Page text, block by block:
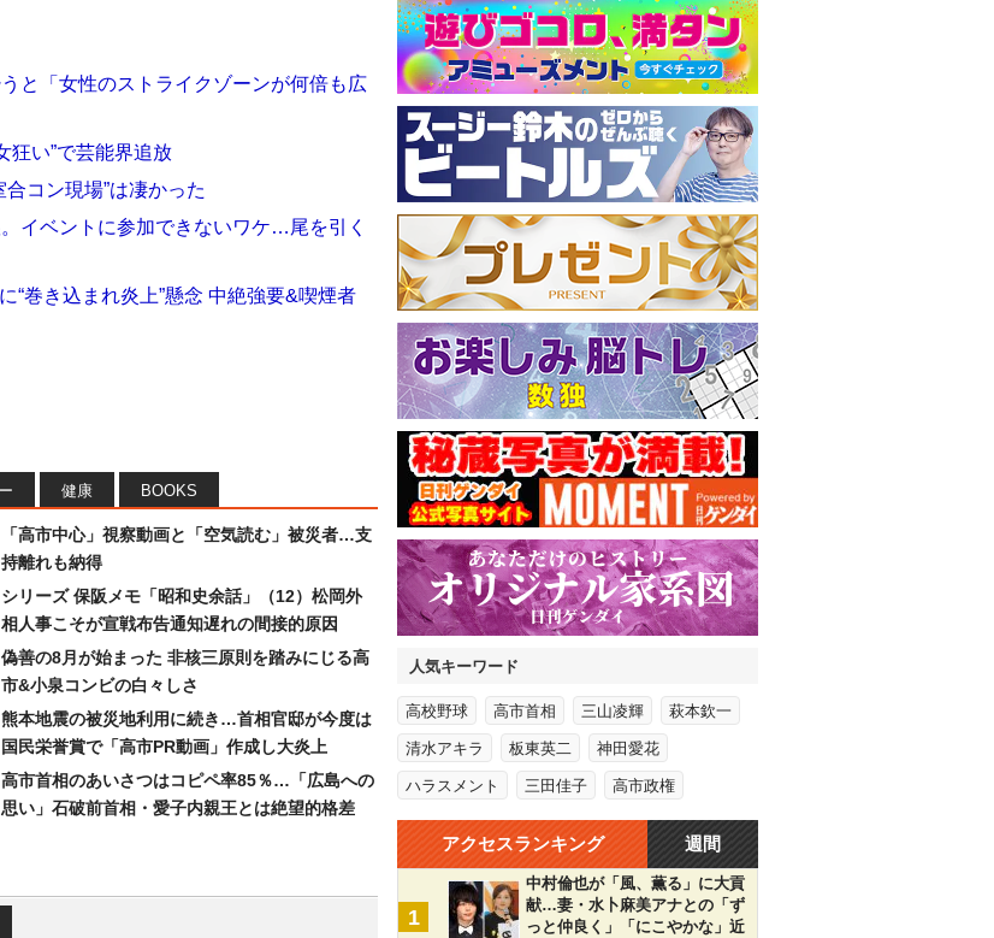
と「女性のストライクゾーンが何倍も広
狂い”で芸能界追放
コン現場”は凄かった
イベントに参加できないワケ…尾を引く
“巻き込まれ炎上”懸念 中絶強要&喫煙者
健康 BOOKS
「高市中心」視察動画と「空気読む」被災者…支
持離れも納得
シリーズ 保阪メモ「昭和史余話」（12）松岡外
相人事こそが宣戦布告通知遅れの間接的原因
偽善の8月が始まった 非核三原則を踏みにじる高
市&小泉コンビの白々しさ
熊本地震の被災地利用に続き…首相官邸が今度は
国民栄誉賞で「高市PR動画」作成し大炎上
高市首相のあいさつはコピペ率85％…「広島への
思い」石破前首相・愛子内親王とは絶望的格差
人気キーワード
高校野球 高市首相 三山凌輝 萩本欽一
清水アキラ 板東英二 神田愛花
ハラスメント 三田佳子 高市政権
アクセスランキング 週間
1
中村倫也が「風、薫る」に大貢
献…妻・水卜麻美アナとの「ず
っと仲良く」「にこやかな」近